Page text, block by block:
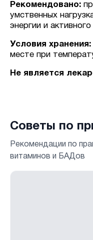
Рекомендовано:
умственных
энергии и
Условия хранения:
месте при
Не является
Советы по
Рекомендации по
витаминов и БАДов